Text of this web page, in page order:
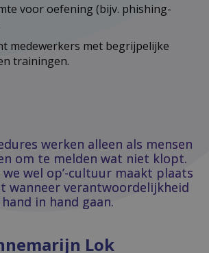
voor oefening (bijv. phishing-
medewerkers met begrijpelijke
trainingen.
werken alleen als mensen
om te melden wat niet klopt.
we wel op’-cultuur maakt plaats
wanneer verantwoordelijkheid
in hand gaan.
Lok